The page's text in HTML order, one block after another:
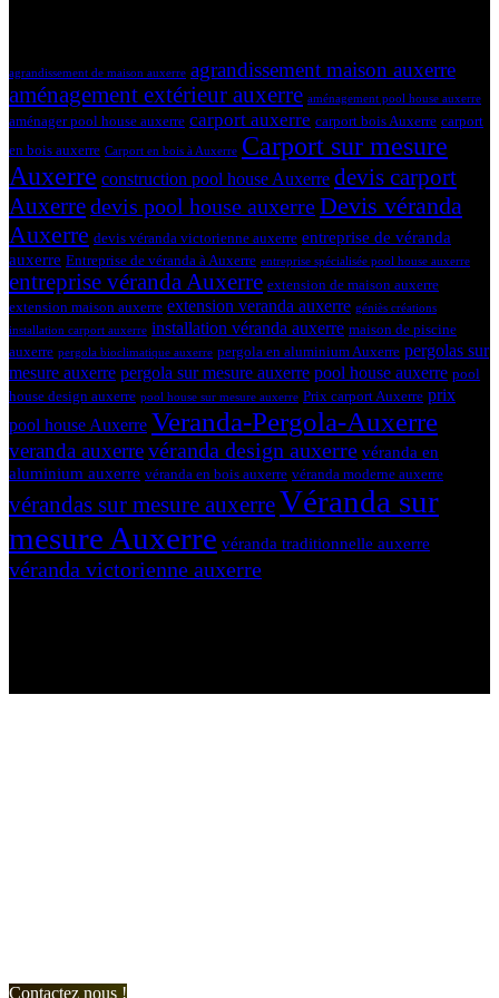
agrandissement de maison auxerre agrandissement maison auxerre
aménagement extérieur auxerre aménagement pool house auxerre
aménager pool house auxerre carport auxerre carport bois Auxerre carport
en bois auxerre Carport en bois à Auxerre Carport sur mesure
Auxerre construction pool house Auxerre devis carport
Auxerredevis pool house auxerreDevis véranda
Auxerre devis véranda victorienne auxerre entreprise de véranda
auxerre Entreprise de véranda à Auxerre entreprise spécialisée pool house auxerre
entreprise véranda Auxerre extension de maison auxerre
extension maison auxerre extension veranda auxerre géniès créations
installation carport auxerre installation véranda auxerre maison de piscine
auxerre pergola bioclimatique auxerre pergola en aluminium Auxerre pergolas sur
mesure auxerre pergola sur mesure auxerre pool house auxerre pool
house design auxerre pool house sur mesure auxerre Prix carport Auxerre prix
pool house Auxerre Veranda-Pergola-Auxerre
veranda auxerrevéranda design auxerre véranda en
aluminium auxerre véranda en bois auxerre véranda moderne auxerre
vérandas sur mesure auxerreVéranda sur
mesure Auxerre véranda traditionnelle auxerre
véranda victorienne auxerre
Contactez nous !